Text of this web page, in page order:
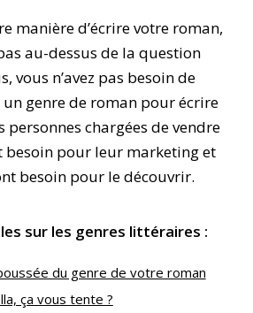
manière d’écrire votre roman,
au-dessus de la question
vous n’avez pas besoin de
genre de roman pour écrire
personnes chargées de vendre
besoin pour leur marketing et
besoin pour le découvrir.
sur les genres littéraires :
du genre de votre roman
ça vous tente ?